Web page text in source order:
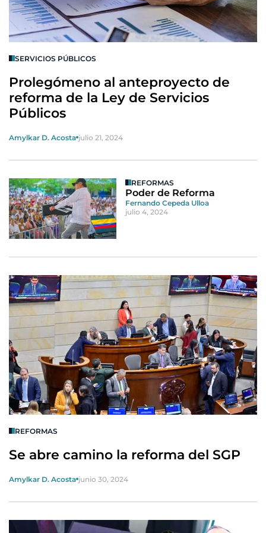
SERVICIOS PÚBLICOS
Prolegómeno al anteproyecto de
reforma de la Ley de Servicios
Públicos
Amylkar D. Acosta julio 21, 2024
REFORMAS
Poder de Reforma
Fernando Cepeda Ulloa
julio 4, 2024
REFORMAS
Se abre camino la reforma del SGP
Amylkar D. Acosta junio 30, 2024